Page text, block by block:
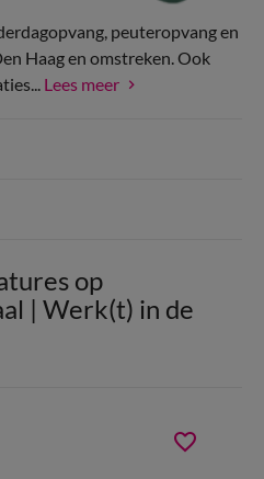
peuteropvang en
Haag en omstreken. Ook
Lees meer
op
| Werk(t) in de